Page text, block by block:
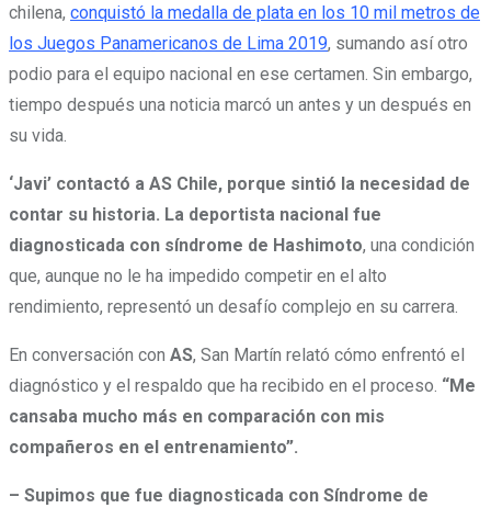
chilena, conquistó la medalla de plata en los 10 mil metros de
los Juegos Panamericanos de Lima 2019, sumando así otro
podio para el equipo nacional en ese certamen. Sin embargo,
tiempo después una noticia marcó un antes y un después en
su vida.
‘Javi’ contactó a AS Chile, porque sintió la necesidad de
contar su historia. La deportista nacional fue
diagnosticada con síndrome de Hashimoto, una condición
que, aunque no le ha impedido competir en el alto
rendimiento, representó un desafío complejo en su carrera.
En conversación con AS, San Martín relató cómo enfrentó el
diagnóstico y el respaldo que ha recibido en el proceso. “Me
cansaba mucho más en comparación con mis
compañeros en el entrenamiento”.
– Supimos que fue diagnosticada con Síndrome de